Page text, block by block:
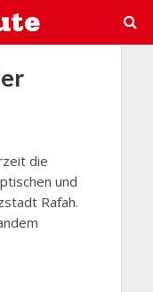
die
und
Rafah.